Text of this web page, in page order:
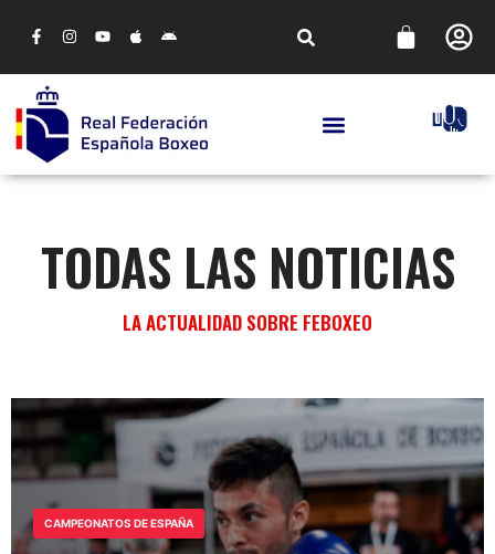
TODAS LAS NOTICIAS
LA ACTUALIDAD SOBRE FEBOXEO
CLASIFICACIÓN DE DEPORTISTAS DE CLM
PARA LOS CAMPEONATOS DE ESPAÑA
CAMPEONATOS DE ESPAÑA